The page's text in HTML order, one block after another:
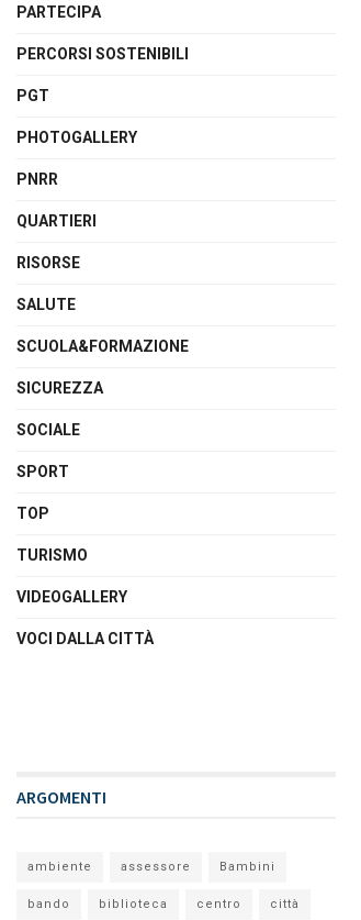
PARTECIPA
PERCORSI SOSTENIBILI
PGT
PHOTOGALLERY
PNRR
QUARTIERI
RISORSE
SALUTE
SCUOLA&FORMAZIONE
SICUREZZA
SOCIALE
SPORT
TOP
TURISMO
VIDEOGALLERY
VOCI DALLA CITTÀ
ARGOMENTI
ambiente assessore Bambini
bando biblioteca centro città